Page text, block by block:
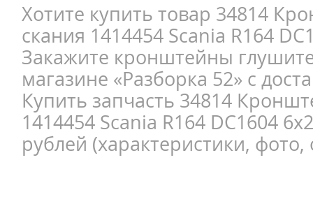
Хотите купить товар 34814
скания 1414454 Scania R164
Закажите кронштейны
магазине «Разборка 52» с
Купить запчасть 34814
1414454 Scania R164 DC1604
рублей (характеристики,